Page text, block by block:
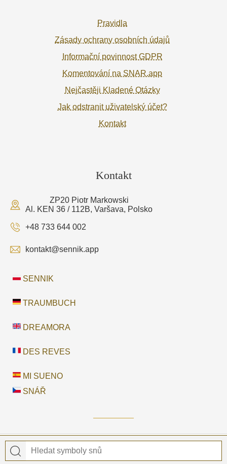
Pravidla
Zásady ochrany osobních údajů
Informační povinnost GDPR
Komentování na SNAR.app
Nejčastěji Kladené Otázky
Jak odstranit uživatelský účet?
Kontakt
Kontakt
ZP20 Piotr Markowski
Al. KEN 36 / 112B, Varšava, Polsko
+48 733 644 002
kontakt@sennik.app
SENNIK
TRAUMBUCH
DREAMORA
DES REVES
MI SUENO
SNÁŘ
© 2026 Snář